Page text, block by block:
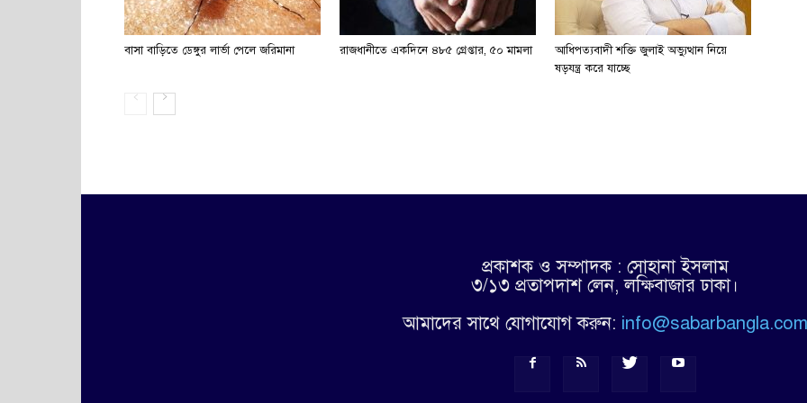
বাসা বাড়িতে ডেঙ্গুর লার্ভা পেলে জরিমানা রাজধানীতে একদিনে ৪৮৫ গ্রেপ্তার, ৫০ মামলা
আধিপত্যবাদী শক্তি জুলাই অভ্যুত্থান নিয়ে
ষড়যন্ত্র করে যাচ্ছে
প্রকাশক ও সম্পাদক : সোহানা ইসলাম
৩/১৩ প্রতাপদাশ লেন, লক্ষিবাজার ঢাকা।
আমাদের সাথে যোগাযোগ করুন: info@sabarbangla.com